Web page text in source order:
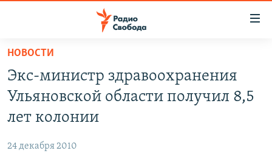
упрощенного
доступа
Вернуться
основному
Вернутся
МНЕНИЯ
НОВОСТИ
Экс-министр здравоохранения
Ульяновской области получил 8,5
лет колонии
24 декабря 2010